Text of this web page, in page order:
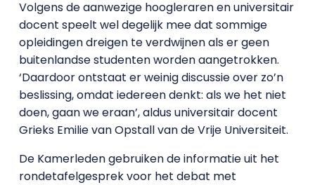
Volgens de aanwezige hoogleraren en universitair
docent speelt wel degelijk mee dat sommige
opleidingen dreigen te verdwijnen als er geen
buitenlandse studenten worden aangetrokken.
‘Daardoor ontstaat er weinig discussie over zo’n
beslissing, omdat iedereen denkt: als we het niet
doen, gaan we eraan’, aldus universitair docent
Grieks Emilie van Opstall van de Vrije Universiteit.
De Kamerleden gebruiken de informatie uit het
rondetafelgesprek voor het debat met